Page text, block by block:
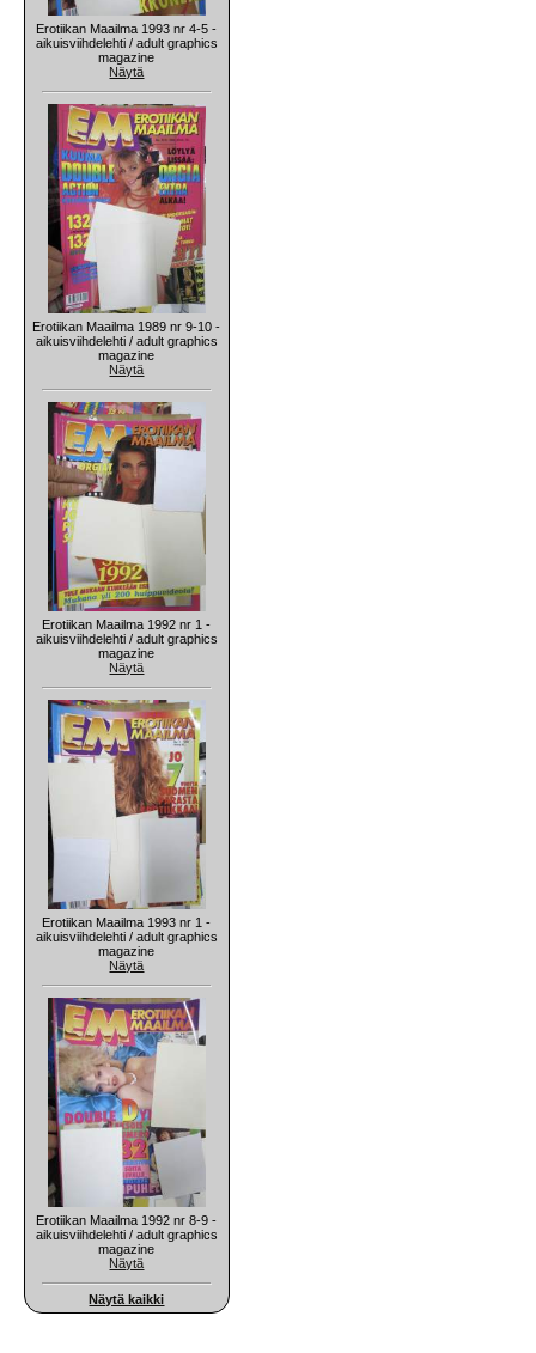
Erotiikan Maailma 1993 nr 4-5 -
aikuisviihdelehti / adult graphics
magazine
Näytä
Erotiikan Maailma 1989 nr 9-10 -
aikuisviihdelehti / adult graphics
magazine
Näytä
Erotiikan Maailma 1992 nr 1 -
aikuisviihdelehti / adult graphics
magazine
Näytä
Erotiikan Maailma 1993 nr 1 -
aikuisviihdelehti / adult graphics
magazine
Näytä
Erotiikan Maailma 1992 nr 8-9 -
aikuisviihdelehti / adult graphics
magazine
Näytä
Näytä kaikki